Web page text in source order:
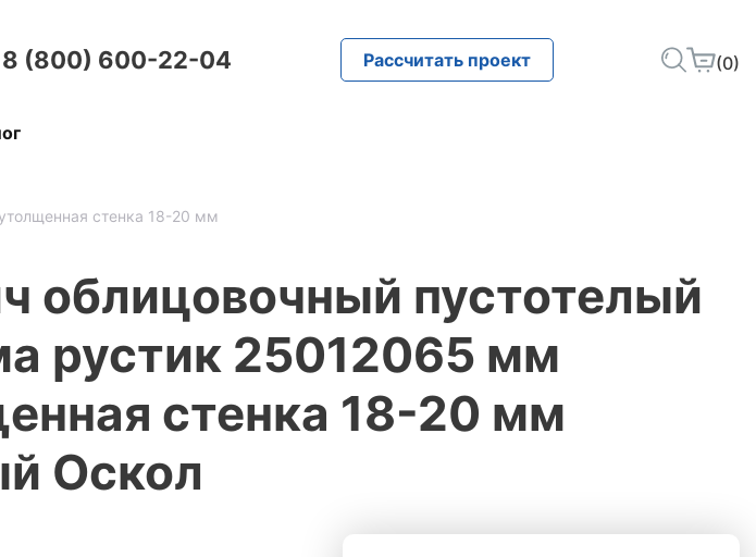
8 (800) 600-22-04 Рассчитать проект (0)
стенка 18-20 мм
облицовочный пустотелый
рустик 25012065 мм
стенка 18-20 мм
Оскол